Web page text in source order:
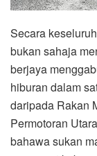
Secara
bukan sahaja
berjaya
hiburan dalam
daripada Rakan
Permotoran
bahawa sukan